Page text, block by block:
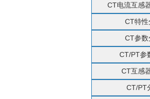
CT电流互感
CT特性
CT参数
CT/PT参
CT互感
CT/PT